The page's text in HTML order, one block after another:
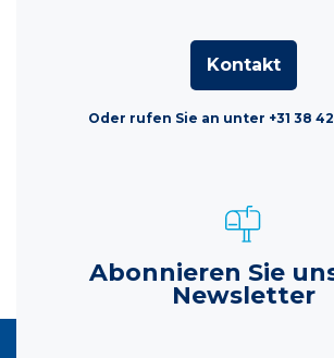
Kontakt
Oder rufen Sie an unter +31 38
Abonnieren Sie
Newsletter